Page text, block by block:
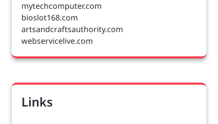
mytechcomputer.com
bioslot168.com
artsandcraftsauthority.com
webservicelive.com
Links